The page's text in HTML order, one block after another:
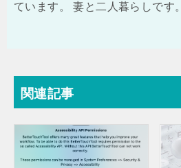
ています。 妻と二人暮らしです。
関連記事